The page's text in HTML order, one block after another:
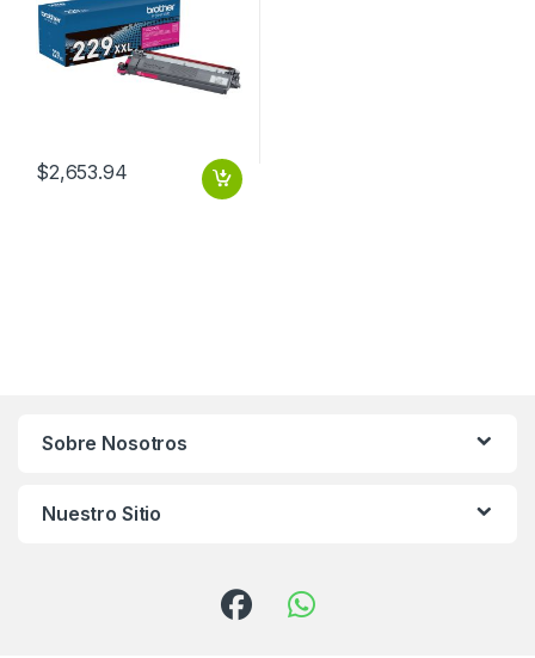
$2,653.94
Sobre Nosotros
Nuestro Sitio